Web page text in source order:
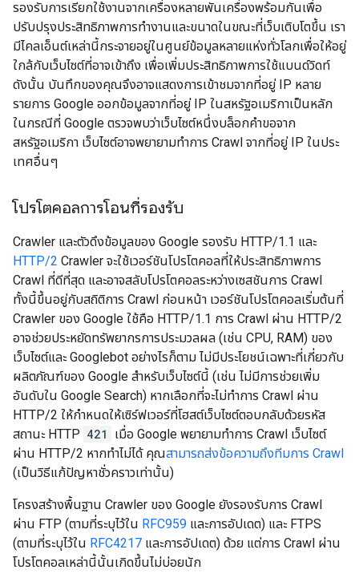
รองรับการเรียกใช้งานจากเครื่องหลายพันเครื่องพร้อมกันเพื่อ
ปรับปรุงประสิทธิภาพการทำงานและขนาดในขณะที่เว็บเติบโตขึ้น เรา
มีไคลเอ็นต์เหล่านี้กระจายอยู่ในศูนย์ข้อมูลหลายแห่งทั่วโลกเพื่อให้อยู่
ใกล้กับเว็บไซต์ที่อาจเข้าถึง เพื่อเพิ่มประสิทธิภาพการใช้แบนด์วิดท์
ดังนั้น บันทึกของคุณจึงอาจแสดงการเข้าชมจากที่อยู่ IP หลาย
รายการ Google ออกข้อมูลจากที่อยู่ IP ในสหรัฐอเมริกาเป็นหลัก
ในกรณีที่ Google ตรวจพบว่าเว็บไซต์หนึ่งบล็อกคำขอจาก
สหรัฐอเมริกา เว็บไซต์อาจพยายามทำการ Crawl จากที่อยู่ IP ในประ
เทศอื่นๆ
โปรโตคอลการโอนที่รองรับ
Crawler และตัวดึงข้อมูลของ Google รองรับ HTTP/1.1 และ
HTTP/2 Crawler จะใช้เวอร์ชันโปรโตคอลที่ให้ประสิทธิภาพการ
Crawl ที่ดีที่สุด และอาจสลับโปรโตคอลระหว่างเซสชันการ Crawl
ทั้งนี้ขึ้นอยู่กับสถิติการ Crawl ก่อนหน้า เวอร์ชันโปรโตคอลเริ่มต้นที่
Crawler ของ Google ใช้คือ HTTP/1.1 การ Crawl ผ่าน HTTP/2
อาจช่วยประหยัดทรัพยากรการประมวลผล (เช่น CPU, RAM) ของ
เว็บไซต์และ Googlebot อย่างไรก็ตาม ไม่มีประโยชน์เฉพาะที่เกี่ยวกับ
ผลิตภัณฑ์ของ Google สำหรับเว็บไซต์นี้ (เช่น ไม่มีการช่วยเพิ่ม
อันดับใน Google Search) หากเลือกที่จะไม่ทำการ Crawl ผ่าน
HTTP/2 ให้กำหนดให้เซิร์ฟเวอร์ที่โฮสต์เว็บไซต์ตอบกลับด้วยรหัส
สถานะ HTTP 421
เมื่อ Google พยายามทำการ Crawl เว็บไซต์
ผ่าน HTTP/2 หากทําไม่ได้ คุณสามารถส่งข้อความถึงทีมการ Crawl
(เป็นวิธีแก้ปัญหาชั่วคราวเท่านั้น)
โครงสร้างพื้นฐาน Crawler ของ Google ยังรองรับการ Crawl
ผ่าน FTP (ตามที่ระบุไว้ใน RFC959 และการอัปเดต) และ FTPS
(ตามที่ระบุไว้ใน RFC4217 และการอัปเดต) ด้วย แต่การ Crawl ผ่าน
โปรโตคอลเหล่านี้นั้นเกิดขึ้นไม่บ่อยนัก